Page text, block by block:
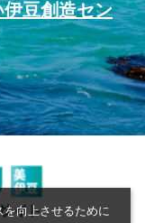
向上させるために
豆創造セン